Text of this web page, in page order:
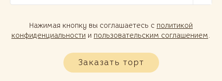
Нажимая кнопку вы соглашаетесь с политикой
конфиденциальности и пользовательским соглашением.
Заказать торт